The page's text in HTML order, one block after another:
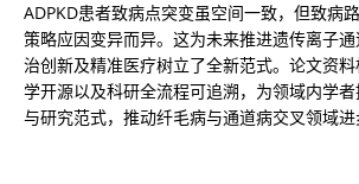
ADPKD患者致病点突变虽空间一致，但致病
策略应因变异而异。这为未来推进遗传离子
治创新及精准医疗树立了全新范式。论文资
学开源以及科研全流程可追溯，为领域内学
与研究范式，推动纤毛病与通道病交叉领域进